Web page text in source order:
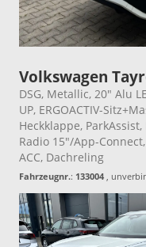
Volkswagen
DSG, Metallic, 20" Alu
UP, ERGOACTIV-
Heckklappe,
Radio 15"/App-
ACC, Dachreling
Fahrzeugnr.: 133004 ,